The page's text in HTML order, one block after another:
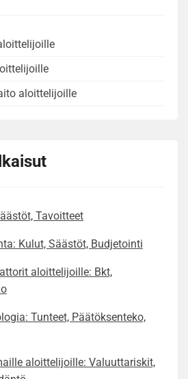
aloittelijoille
Tavoitteet
Kulut, Säästöt, Budjetointi
aloittelijoille: Bkt,
Tunteet, Päätöksenteko,
aloittelijoille: Valuuttariskit,